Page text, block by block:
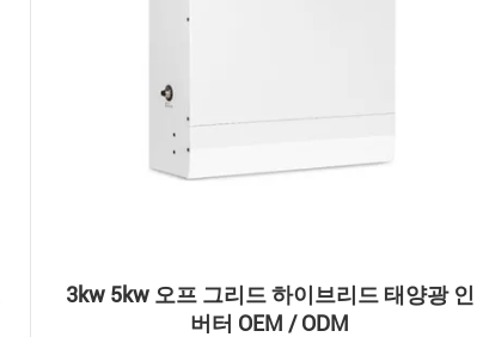
3kw 5kw 오프 그리드 하이브리드 태양광 인
버터 OEM / ODM